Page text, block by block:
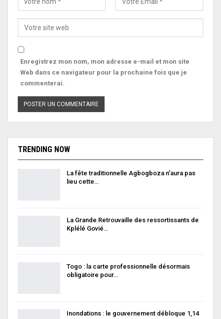
Enregistrez mon nom, mon adresse e-mail et mon site
Web dans ce navigateur pour la prochaine fois que je
commenterai.
TRENDING NOW
La fête traditionnelle Agbogboza n’aura pas
lieu cette…
La Grande Retrouvaille des ressortissants de
Kplélé Govié…
Togo : la carte professionnelle désormais
obligatoire pour…
Inondations : le gouvernement débloque 1,14